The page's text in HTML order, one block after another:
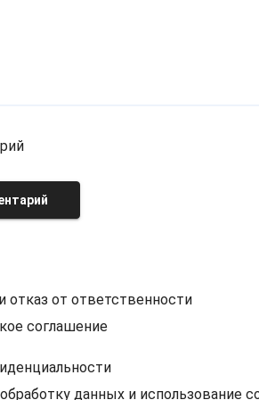
отказ от ответственности
соглашение
данных и использование